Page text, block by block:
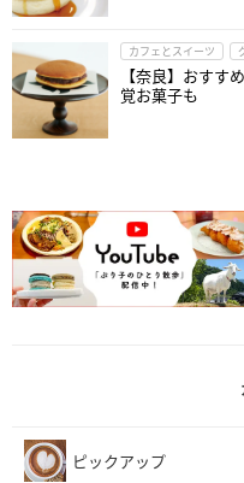
カフェとスイーツ
【奈良】おす
覚お菓子も
ピックアップ